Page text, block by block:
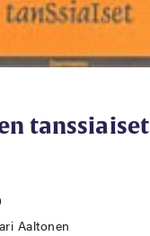
tanssiaiset
Aaltonen